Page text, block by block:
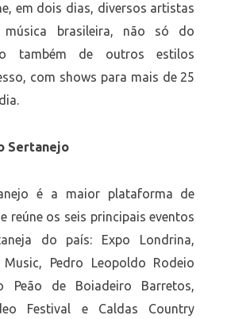
em dois dias, diversos artistas
brasileira, não só do
também de outros estilos
com shows para mais de 25
Sertanejo
é a maior plataforma de
reúne os seis principais eventos
do país: Expo Londrina,
Music, Pedro Leopoldo Rodeio
Peão de Boiadeiro Barretos,
Festival e Caldas Country